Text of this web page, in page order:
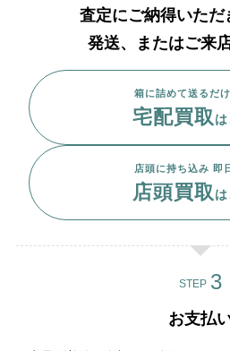
査定にご納得いただ
発送、またはご来
箱に詰めて送るだ
宅配買取
店頭に持ち込み 即
店頭買取
STEP
お支払